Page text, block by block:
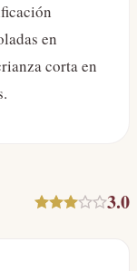
en
corta en
3.0